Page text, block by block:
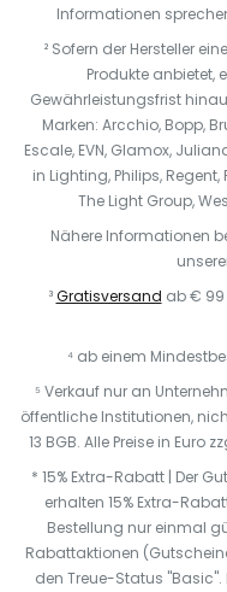
Informationen
² Sofern der Hersteller eine
Produkte anbietet,
Gewährleistungsfrist
Marken: Arcchio, Bopp,
Escale, EVN, Glamox,
in Lighting, Philips, Regent,
The Light Group,
Nähere Informationen
³Gratisversand ab € 99
⁴ ab einem
⁵ Verkauf nur an
öffentliche Institutionen,
13 BGB. Alle Preise in Euro
* 15% Extra-Rabatt | Der
erhalten 15% Extra-
Bestellung nur einmal
Rabattaktionen
den Treue-Status